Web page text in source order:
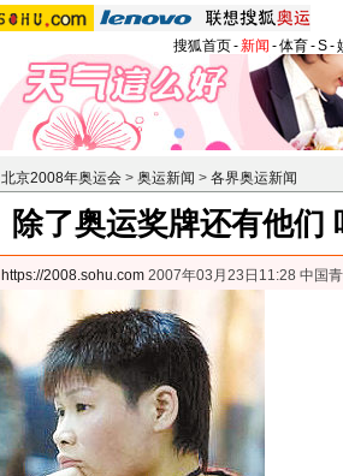
搜狐首页-新闻 -体育-S-
北京2008年奥运会 > 奥运新闻 > 各界奥运新闻
除了奥运奖牌还有他们
https://2008.sohu.com 2007年03月23日11:28 中国